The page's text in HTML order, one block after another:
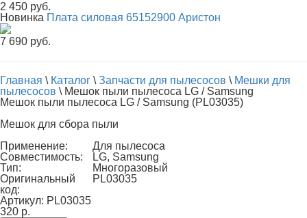
2 450 руб.
Новинка Плата силовая 65152900 Аристон
7 690 руб.
Главная \ Каталог \ Запчасти для пылесосов \ Мешки для
пылесосов \ Мешок пыли пылесоса LG / Samsung
Мешок пыли пылесоса LG / Samsung (PL03035)
Мешок для сбора пыли
Применение:
Для пылесоса
Совместимость:
LG, Samsung
Тип:
Многоразовый
Оригинальный
код:
PL03035
Артикул: PL03035
320 р.